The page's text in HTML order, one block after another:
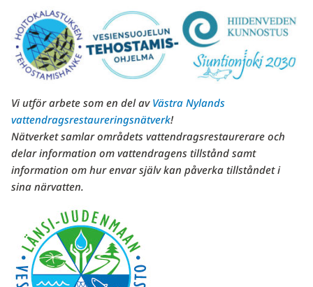
Vi utför arbete som en del av Västra Nylands
vattendragsrestaureringsnätverk!
Nätverket samlar områdets vattendragsrestaurerare och
delar information om vattendragens tillstånd samt
information om hur envar själv kan påverka tillståndet i
sina närvatten.